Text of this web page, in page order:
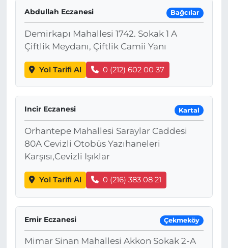
Abdullah Eczanesi Bağcılar
Demirkapı Mahallesi 1742. Sokak 1 A
Çiftlik Meydanı, Çiftlik Camii Yanı
Yol Tarifi Al 0 (212) 602 00 37
Incir Eczanesi Kartal
Orhantepe Mahallesi Saraylar Caddesi
80A Cevizli Otobüs Yazıhaneleri
Karşısı,Cevizli Işıklar
Yol Tarifi Al 0 (216) 383 08 21
Emir Eczanesi Çekmeköy
Mimar Sinan Mahallesi Akkon Sokak 2-A